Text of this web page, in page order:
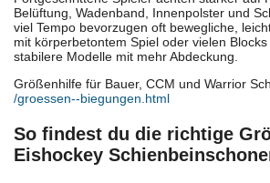
Belüftung, Wadenband, Innenpolster und
viel Tempo bevorzugen oft bewegliche,
mit körperbetontem Spiel oder vielen
stabilere Modelle mit mehr Abdeckung.
Größenhilfe für Bauer, CCM und Warrior
/groessen--biegungen.html
So findest du die richtige
Eishockey